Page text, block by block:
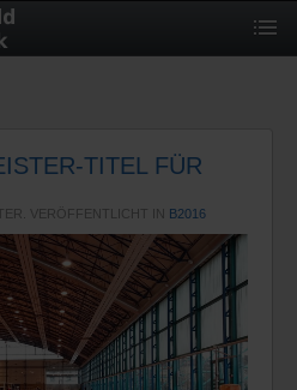
TITEL FÜR
VERÖFFENTLICHT IN B2016